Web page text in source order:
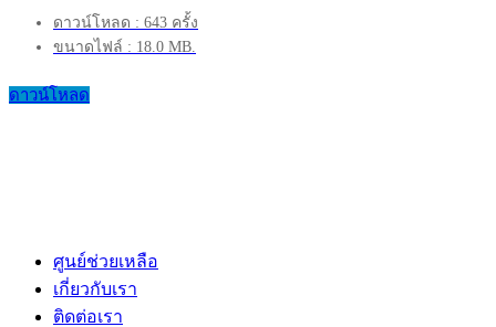
ดาวน์โหลด : 643 ครั้ง
ขนาดไฟล์ : 18.0 MB.
ดาวน์โหลด
ศูนย์ช่วยเหลือ
เกี่ยวกับเรา
ติดต่อเรา